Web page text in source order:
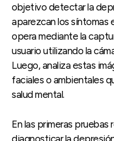
objetivo detectar la
aparezcan los síntomas
opera mediante la
usuario utilizando la
Luego, analiza estas
faciales o ambientales
salud mental.
En las primeras pruebas
diagnosticar la